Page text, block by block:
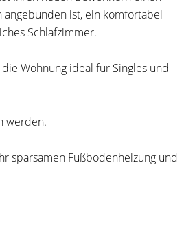
angebunden ist, ein komfortabel
Schlafzimmer.
Wohnung ideal für Singles und
werden.
sparsamen Fußbodenheizung und